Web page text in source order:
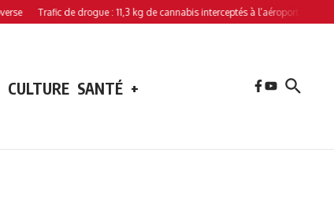
Trafic de drogue : 11,3 kg de cannabis interceptés à l’aéroport de Hahaya
CULTURE SANTÉ +